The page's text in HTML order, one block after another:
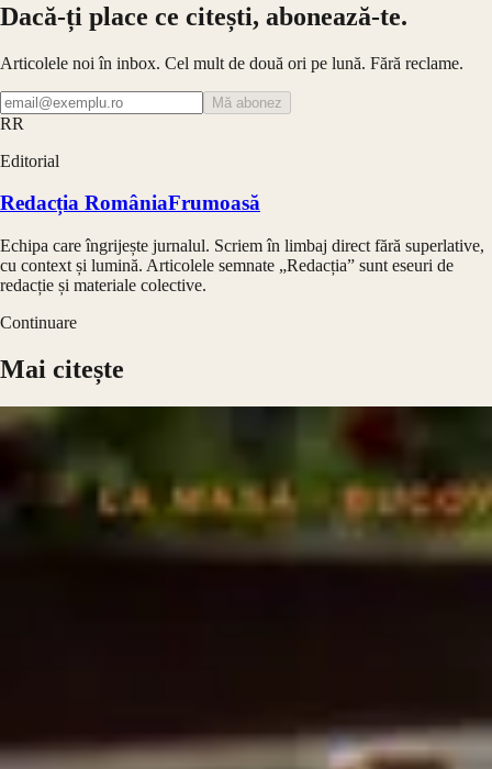
Dacă-ți place ce citești, abonează-te.
Articolele noi în inbox. Cel mult de două ori pe lună. Fără reclame.
Mă abonez
RR
Editorial
Redacția RomâniaFrumoasă
Echipa care îngrijește jurnalul. Scriem în limbaj direct fără superlative,
cu context și lumină. Articolele semnate „Redacția” sunt eseuri de
redacție și materiale colective.
Continuare
Mai citește